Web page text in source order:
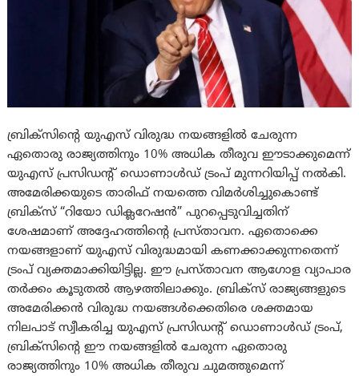
ബ്രിക്‌സിന്റെ യുഎസ് വിരുദ്ധ നയങ്ങളിൽ ചേരുന്ന
ഏതൊരു രാജ്യത്തിനും 10% അധിക തീരുവ ഈടാക്കുമെന്ന്
യുഎസ് പ്രസിഡന്റ് ഡൊണാൾഡ് ട്രംപ് മുന്നറിയിപ്പ് നൽകി.
അമേരിക്കയുടെ താരിഫ് നയത്തെ വിമർശിച്ചുകൊണ്ട്
ബ്രിക്‌സ് “റിയോ ഡിക്ലറേഷൻ” പുറപ്പെടുവിച്ചതിന്
ശേഷമാണ് അദ്ദേഹത്തിന്റെ പ്രസ്താവന. ഏതൊക്കെ
നയങ്ങളാണ് യുഎസ് വിരുദ്ധമായി കണക്കാക്കുന്നതെന്ന്
ട്രംപ് വ്യക്തമാക്കിയിട്ടില്ല. ഈ പ്രസ്താവന ആഗോള വ്യാപാര
തർക്കം കൂടുതൽ ആഴത്തിലാക്കും. ബ്രിക്‌സ് രാജ്യങ്ങളുടെ
അമേരിക്കൻ വിരുദ്ധ നയങ്ങൾക്കെതിരെ ശക്തമായ
നിലപാട് സ്വീകരിച്ച യുഎസ് പ്രസിഡന്റ് ഡൊണാൾഡ് ട്രംപ്,
ബ്രിക്‌സിന്റെ ഈ നയങ്ങളിൽ ചേരുന്ന ഏതൊരു
രാജ്യത്തിനും 10% അധിക തീരുവ ചുമത്തുമെന്ന്